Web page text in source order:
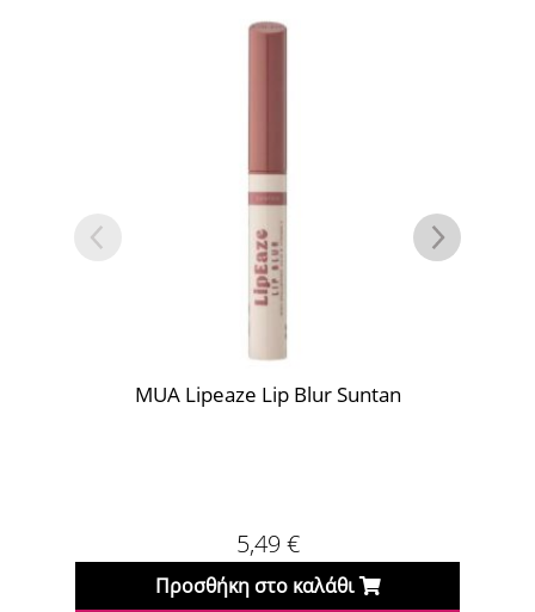
MUA Lipeaze Lip Blur Suntan
Προσθήκη στο καλάθι